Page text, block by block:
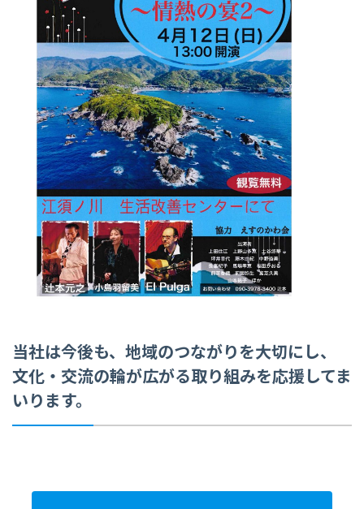
当社は今後も、地域のつながりを大切にし、
文化・交流の輪が広がる取り組みを応援してま
いります。